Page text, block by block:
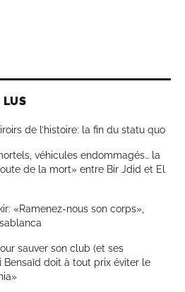
LUS
de l’histoire: la fin du statu quo
véhicules endommagés… la
de la mort» entre Bir Jdid et El
«Ramenez-nous son corps»,
sauver son club (et ses
Bensaïd doit à tout prix éviter le